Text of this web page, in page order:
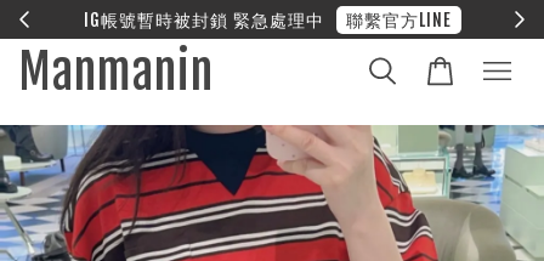
❤︎ 全館滿兩萬享免運
Manmanin